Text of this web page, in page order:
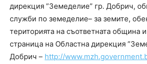
дирекция ”Земеделие” гр. Добрич,
служби по земеделие– за земите,
територията на съответната община
страница на Областна дирекция
Добрич – http://www.mzh.government.